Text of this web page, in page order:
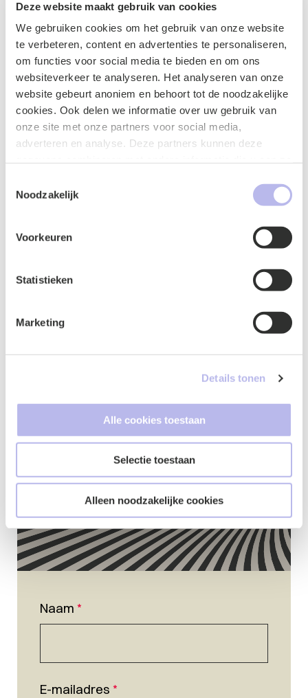
Deze website maakt gebruik van cookies
We gebruiken cookies om het gebruik van onze website
te verbeteren, content en advertenties te personaliseren,
om functies voor social media te bieden en om ons
websiteverkeer te analyseren. Het analyseren van onze
website gebeurt anoniem en behoort tot de noodzakelijke
cookies. Ook delen we informatie over uw gebruik van
onze site met onze partners voor social media,
adverteren en analyse. Deze partners kunnen deze
uw gebruik van hun services.
Noodzakelijk
Voorkeuren
Statistieken
Marketing
Details tonen
Alle cookies toestaan
Selectie toestaan
Alleen noodzakelijke cookies
regering aan gemeenten hebben aanbevolen dat zij het
voorkomen van bovenmatige winsten verder
tegengaan door naast het toezichtinstrumentarium
dat al bestaat daarover contractuele voorzieningen te
treffen met de zorgaanbieders. In het licht van dit
verweer aldus het hof, kan niet worden volgehouden
dat de gemeenten met de bewuste bepaling in het
programma van eisen de publiekrechtelijke regeling op
een onaanvaardbare wijze doorkruisen.
Winstnormering in het sociaal domein is aanvaardbaar.
relateren zijn aan de uitvoering van met gemeenten
overeengekomen uitvoering van zorg waar publieke
winstoogmerk hebben en ook op andere terreinen
Contactformulier
Naam *
E-mailadres *